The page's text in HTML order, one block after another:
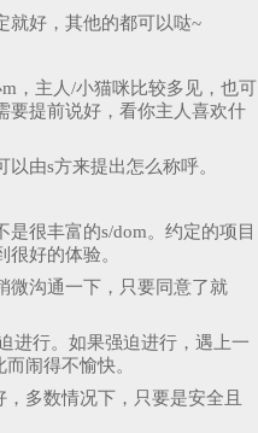
就好，其他的都可以哒~
，主人/小猫咪比较多见，也可
要提前说好，看你主人喜欢什
由s方来提出怎么称呼。
很丰富的s/dom。约定的项目
好的体验。
微沟通一下，只要同意了就
进行。如果强迫进行，遇上一
闹得不愉快。
多数情况下，只要是安全且